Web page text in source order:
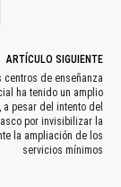
ARTÍCULO SIGUIENTE
centros de enseñanza
ha tenido un amplio
a pesar del intento del
por invisibilizar la
la ampliación de los
servicios mínimos